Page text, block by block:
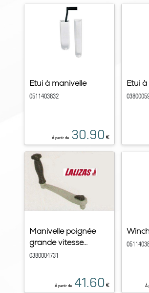
Etui à manivelle
0511403832
À partir de 30.90 €
Etui
Manivelle poignée
grande vitesse...
0380004731
À partir de 41.60 € À